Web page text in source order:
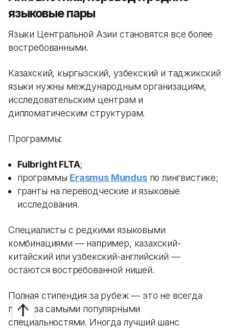
языковые пары
Языки Центральной Азии становятся все более
востребованными.
Казахский, кыргызский, узбекский и таджикский
языки нужны международным организациям,
исследовательским центрам и
дипломатическим структурам.
Программы:
Fulbright FLTA;
программы Erasmus Mundusпо лингвистике;
гранты на переводческие и языковые
исследования.
Специалисты с редкими языковыми
комбинациями — например, казахский-
китайский или узбекский-английский —
остаются востребованной нишей.
Полная стипендия за рубеж — это не всегда
гонка за самыми популярными
специальностями. Иногда лучший шанс